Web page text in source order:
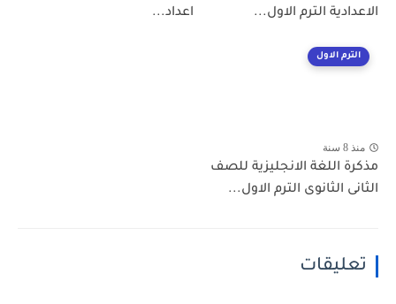
الاعدادية الترم الاول...
اعداد...
الترم الاول
منذ 8 سنة
مذكرة اللغة الانجليزية للصف
الثانى الثانوى الترم الاول...
تعليقات